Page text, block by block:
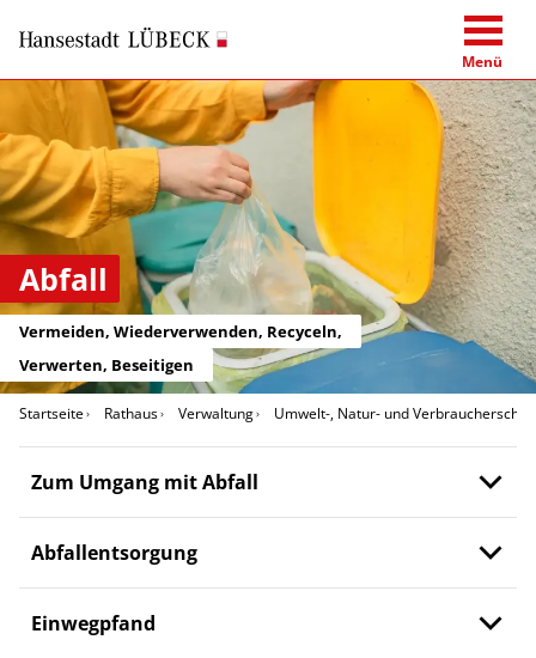
Menü
Abfall
Vermeiden, Wiederverwenden, Recyceln,
Verwerten, Beseitigen
Startseite Rathaus Verwaltung Umwelt-, Natur- und
Zum Umgang mit Abfall
Abfallentsorgung
Einwegpfand